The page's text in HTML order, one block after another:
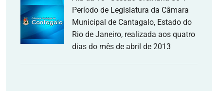
Período de Legislatura da Câmara
Municipal de Cantagalo, Estado do
Rio de Janeiro, realizada aos quatro
dias do mês de abril de 2013